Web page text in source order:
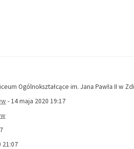
Ogólnokształcące im. Jana Pawła II w
- 14 maja 2020 19:17
21:07